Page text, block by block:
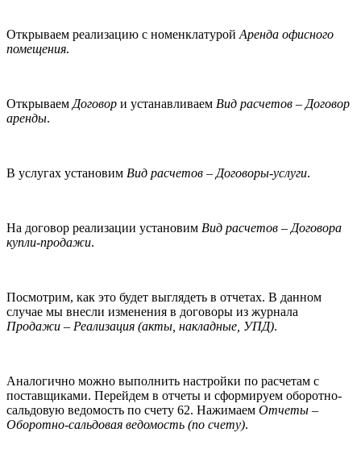
Открываем реализацию с номенклатурой Аренда офисного
помещения.
Открываем Договор и устанавливаем Вид расчетов – Договор
аренды.
В услугах установим Вид расчетов – Договоры-услуги.
На договор реализации установим Вид расчетов – Договора
купли-продажи.
Посмотрим, как это будет выглядеть в отчетах. В данном
случае мы внесли изменения в договоры из журнала
Продажи – Реализация (акты, накладные, УПД).
Аналогично можно выполнить настройки по расчетам с
поставщиками. Перейдем в отчеты и сформируем оборотно-
сальдовую ведомость по счету 62. Нажимаем Отчеты –
Оборотно-сальдовая ведомость (по счету).